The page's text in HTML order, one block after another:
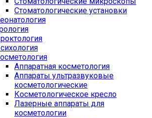
Стоматологические установки
Аппаратная косметология
Аппараты ультразвуковые
косметологические
Косметологическое кресло
Лазерные аппараты для
косметологии